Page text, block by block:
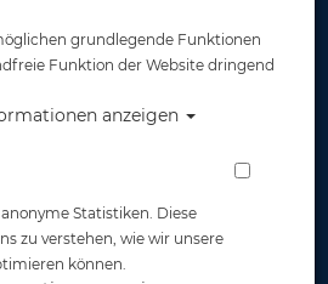
grundlegende Funktionen
Funktion der Website dringend
anzeigen
Statistiken. Diese
zu verstehen, wie wir unsere
können.